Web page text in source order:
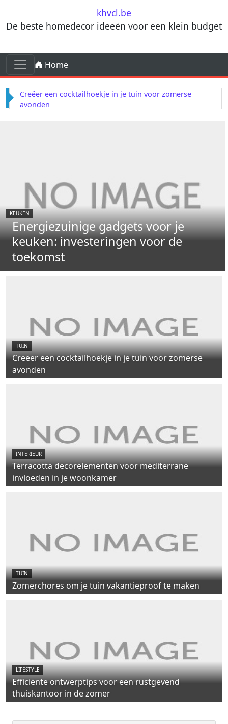
khvcl.be
De beste homedecor ideeën voor een klein budget
Skip to content
Main Navigation
Home
Creëer een cocktailhoekje in je tuin voor zomerse
avonden
KEUKEN
Energiezuinige gadgets voor je
keuken: investeringen voor de
toekomst
TUIN
Creëer een cocktailhoekje in je tuin voor zomerse
avonden
INTERIEUR
Terracotta decorelementen voor mediterrane
invloeden in je woonkamer
TUIN
Zomerchores om je tuin vakantieproof te maken
LIFESTYLE
Efficiënte ontwerptips voor een rustgevend
thuiskantoor in de zomer